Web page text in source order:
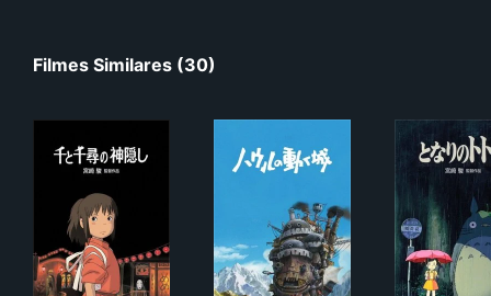
Filmes Similares (30)